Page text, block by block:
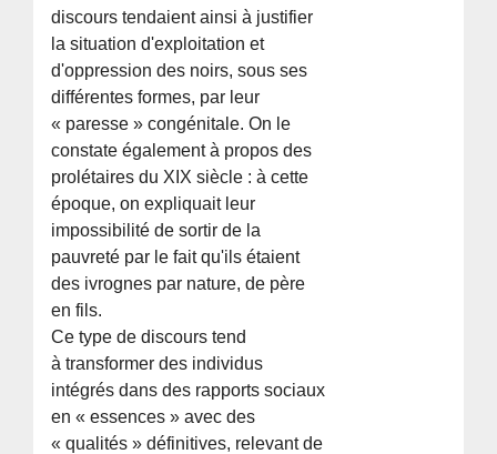
discours tendaient ainsi à justifier
la situation d'exploitation et
d'oppression des noirs, sous ses
différentes formes, par leur
« paresse » congénitale. On le
constate également à propos des
prolétaires du XIX siècle : à cette
époque, on expliquait leur
impossibilité de sortir de la
pauvreté par le fait qu'ils étaient
des ivrognes par nature, de père
en fils.
Ce type de discours tend
à transformer des individus
intégrés dans des rapports sociaux
en « essences » avec des
« qualités » définitives, relevant de